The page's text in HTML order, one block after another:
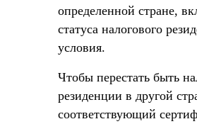
определенной стране,
статуса налогового
условия.
Чтобы перестать быть
резиденции в другой
соответствующий